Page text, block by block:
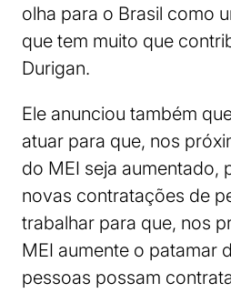
olha para o Brasil como
que tem muito que
Durigan.
Ele anunciou também
atuar para que, nos
do MEI seja aumentado,
novas contratações de
trabalhar para que, nos
MEI aumente o patamar
pessoas possam